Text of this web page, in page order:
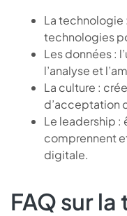
La technologie
technologies
Les données :
l’analyse et
La culture :
d’acceptation
Le leadership :
comprennent
digitale.
FAQ sur